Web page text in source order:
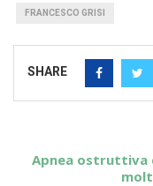
FRANCESCO GRISI
SHARE
Apnea ostruttiva